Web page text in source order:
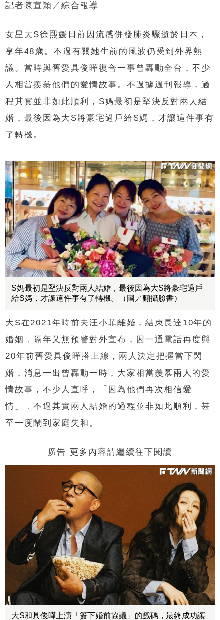
記者陳宣穎／綜合報導
女星大S徐熙媛日前因流感併發肺炎驟逝於日本，
享年48歲。不過有關她生前的風波仍受到外界熱
議。當時與舊愛具俊曄復合一事曾轟動全台，不少
人相當羨慕他們的愛情故事。不過據週刊報導，過
程其實並非如此順利，S媽最初是堅決反對兩人結
婚，最後因為大S將豪宅過戶給S媽，才讓這件事有
了轉機。
S媽最初是堅決反對兩人結婚，最後因為大S將豪宅過戶
給S媽，才讓這件事有了轉機。（圖／翻攝臉書）
大S在2021年時前夫汪小菲離婚，結束長達10年的
婚姻，隔年又無預警對外宣布，因一通電話再度與
20年前舊愛具俊曄搭上線，兩人決定把握當下閃
婚，消息一出曾轟動一時，大家相當羨慕兩人的愛
情故事，不少人直呼，「因為他們再次相信愛
情」，不過其實兩人結婚的過程並非如此順利，甚
至一度鬧到家庭失和。
廣告 更多內容請繼續往下閱讀
大S和具俊曄上演「簽下婚前協議」的戲碼，最終成功讓